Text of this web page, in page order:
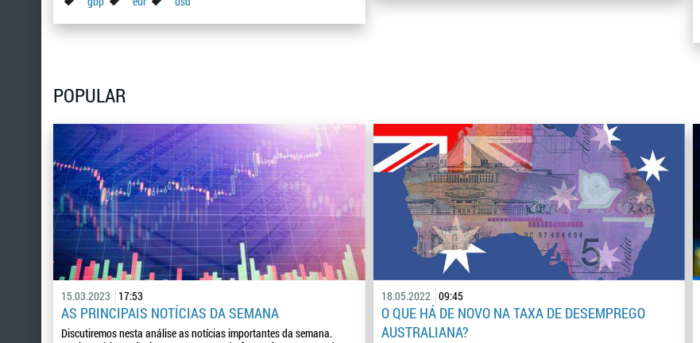
POPULAR
15.03.2023 17:53
AS PRINCIPAIS NOTÍCIAS DA SEMANA
Discutiremos nesta análise as notícias importantes da semana.
18.05.2022 09:45
O QUE HÁ DE NOVO NA TAXA DE DESEMPREGO
AUSTRALIANA?